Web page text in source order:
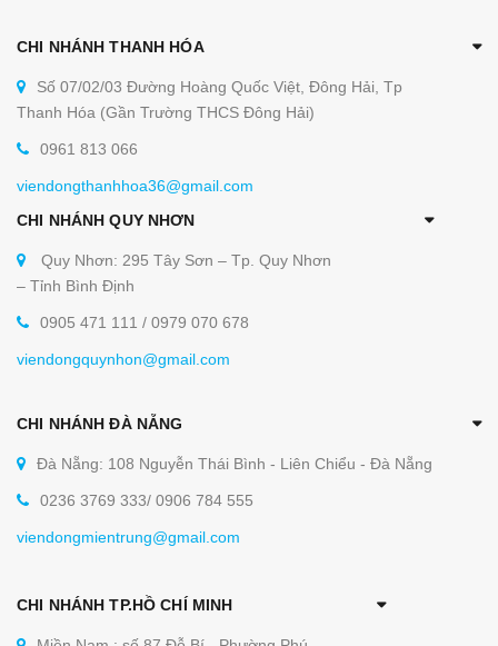
CHI NHÁNH THANH HÓA
Số 07/02/03 Đường Hoàng Quốc Việt, Đông Hải, Tp
Thanh Hóa (Gần Trường THCS Đông Hải)
0961 813 066
viendongthanhhoa36@gmail.com
CHI NHÁNH QUY NHƠN
Quy Nhơn: 295 Tây Sơn – Tp. Quy Nhơn
– Tỉnh Bình Định
0905 471 111 / 0979 070 678
viendongquynhon@gmail.com
CHI NHÁNH ĐÀ NẴNG
Đà Nẵng: 108 Nguyễn Thái Bình - Liên Chiểu - Đà Nẵng
0236 3769 333/ 0906 784 555
viendongmientrung@gmail.com
CHI NHÁNH TP.HỒ CHÍ MINH